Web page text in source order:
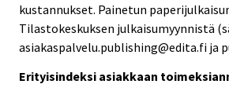
kustannukset. Painetun
Tilastokeskuksen julkaisumyynnistä
asiakaspalvelu.publishing@edita.fi ja
Erityisindeksi asiakkaan